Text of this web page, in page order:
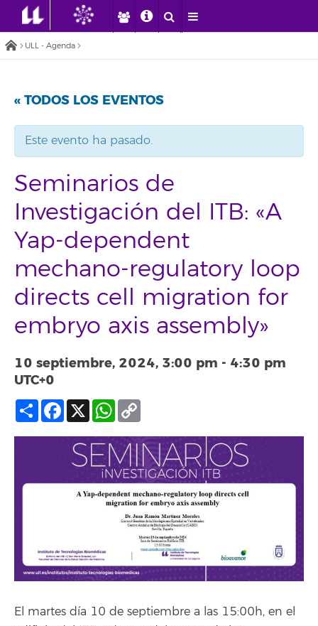
ULL - Agenda
« TODOS LOS EVENTOS
Este evento ha pasado.
Seminarios de
Investigación del ITB: «A
Yap-dependent
mechano-regulatory loop
directs cell migration for
embryo axis assembly»
10 septiembre, 2024, 3:00 pm - 4:30 pm
UTC+0
Compartir
Facebook
X WhatsApp
El martes día 10 de septiembre a las 15:00h, en el